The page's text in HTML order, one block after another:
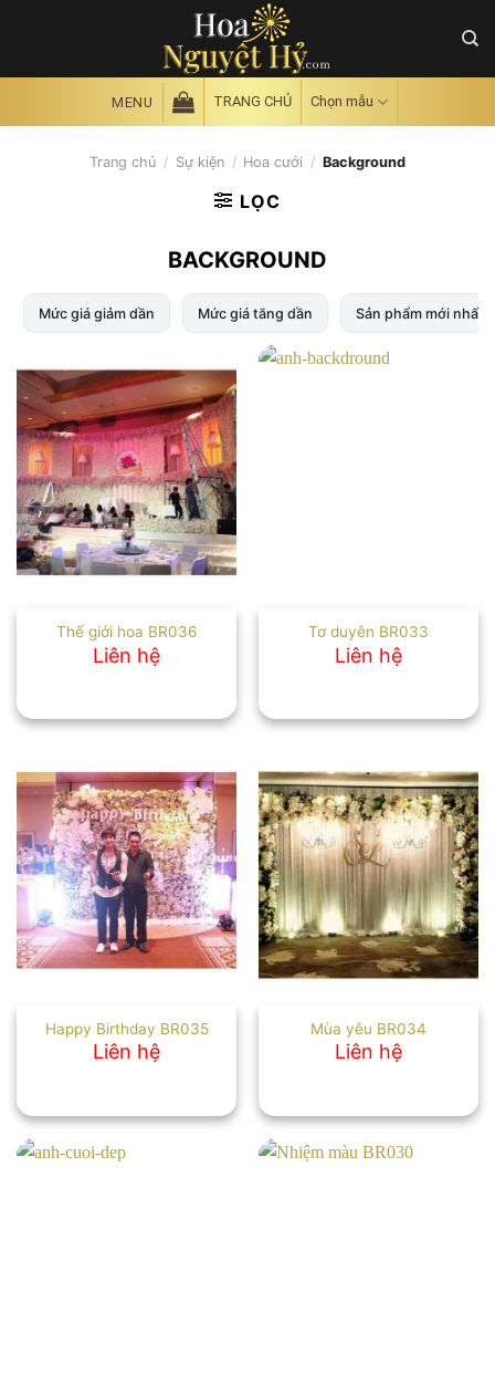
MENU TRANG CHỦ Chọn mẫu
Trang chủ / Sự kiện / Hoa cưới / Background
LỌC
BACKGROUND
Mức giá giảm dần Mức giá tăng dần Sản phẩm mới nhất
Thế giới hoa BR036
Liên hệ
Tơ duyên BR033
Liên hệ
Happy Birthday BR035
Liên hệ
Mùa yêu BR034
Liên hệ